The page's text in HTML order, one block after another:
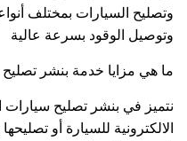
وتصليح السيارات بمختلف
وتوصيل الوقود بسرعة عالية
ما هي مزايا خدمة بنشر
نتميز في بنشر تصليح سيارات
الالكترونية للسيارة أو